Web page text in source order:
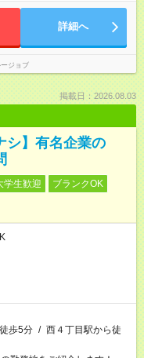
詳細へ
ジョブ
掲載日：2026.08.03
シ】有名企業の
学生歓迎
ブランクOK
歩5分 / 西４丁目駅から徒